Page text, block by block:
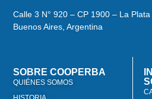
Calle 3 N° 920 – CP 1900 – La Plata
Buenos Aires, Argentina
SOBRE COOPERBA
QUIÉNES SOMOS